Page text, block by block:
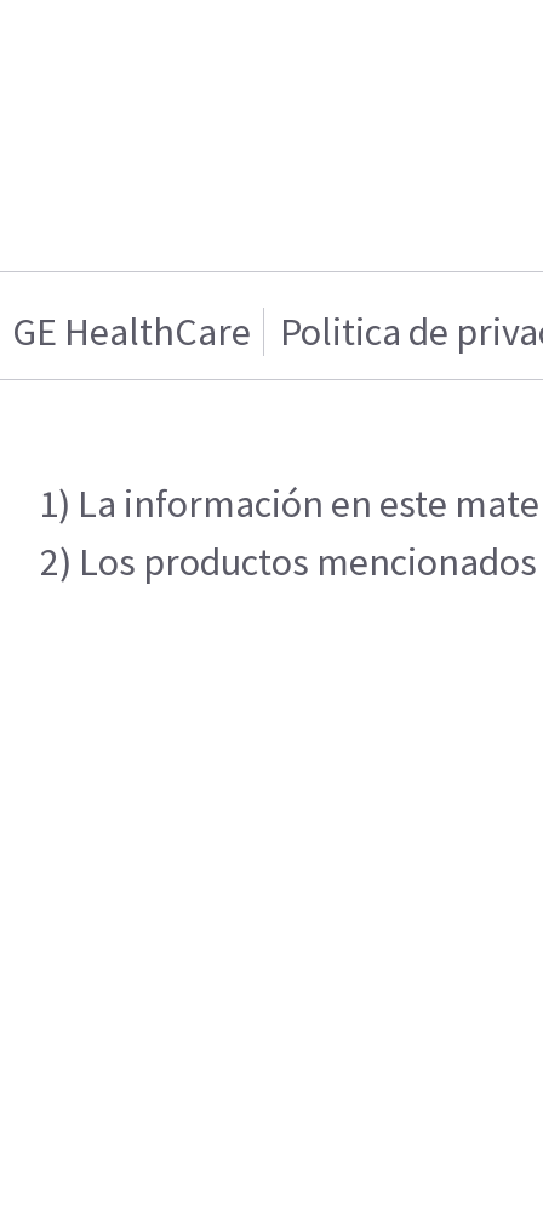
GE HealthCare Politica de
1) La información en este
2) Los productos